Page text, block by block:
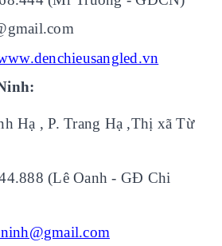
Hạ , P. Trang Hạ ,Thị xã Từ
(Lê Oanh - GĐ Chi